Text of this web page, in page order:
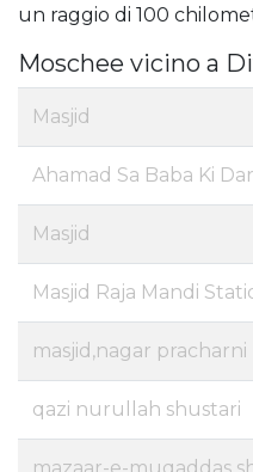
un raggio di 100
Moschee vicino a
Masjid
Ahamad Sa Baba Ki
Masjid
Masjid Raja Mandi
masjid,nagar pracharni
qazi nurullah shustari